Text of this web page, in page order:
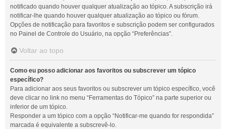
notificado quando houver qualquer atualização ao tópico. A subscrição irá
notificar-lhe quando houver qualquer atualização ao tópico ou fórum.
Opções de notificação para favoritos e subscrição podem ser configurados
no Painel de Controle do Usuário, na opção “Preferências”.
Voltar ao topo
Como eu posso adicionar aos favoritos ou subscrever um tópico
específico?
Para adicionar aos seus favoritos ou subscrever um tópico específico, você
deve clicar no link no menu “Ferramentas do Tópico” na parte superior ou
inferior de um tópico.
Responder a um tópico com a opção “Notificar-me quando for respondida”
marcada é equivalente a subscrevê-lo.